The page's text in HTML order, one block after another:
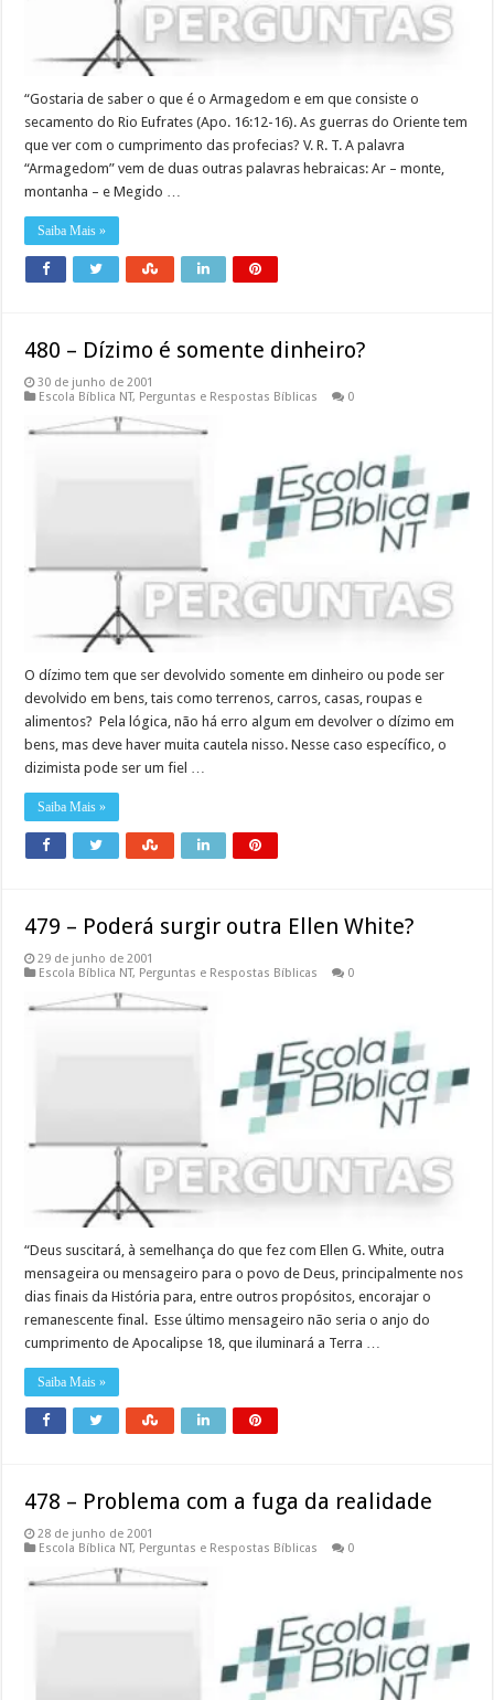
“Gostaria de saber o que é o Armagedom e em que consiste o
secamento do Rio Eufrates (Apo. 16:12-16). As guerras do Oriente tem
que ver com o cumprimento das profecias? V. R. T. A palavra
“Armagedom” vem de duas outras palavras hebraicas: Ar – monte,
montanha – e Megido …
Saiba Mais »
480 – Dízimo é somente dinheiro?
30 de junho de 2001
Escola Bíblica NT, Perguntas e Respostas Bíblicas 0
O dízimo tem que ser devolvido somente em dinheiro ou pode ser
devolvido em bens, tais como terrenos, carros, casas, roupas e
alimentos? Pela lógica, não há erro algum em devolver o dízimo em
bens, mas deve haver muita cautela nisso. Nesse caso específico, o
dizimista pode ser um fiel …
Saiba Mais »
479 – Poderá surgir outra Ellen White?
29 de junho de 2001
Escola Bíblica NT, Perguntas e Respostas Bíblicas 0
“Deus suscitará, à semelhança do que fez com Ellen G. White, outra
mensageira ou mensageiro para o povo de Deus, principalmente nos
dias finais da História para, entre outros propósitos, encorajar o
remanescente final. Esse último mensageiro não seria o anjo do
cumprimento de Apocalipse 18, que iluminará a Terra …
Saiba Mais »
478 – Problema com a fuga da realidade
28 de junho de 2001
Escola Bíblica NT, Perguntas e Respostas Bíblicas 0